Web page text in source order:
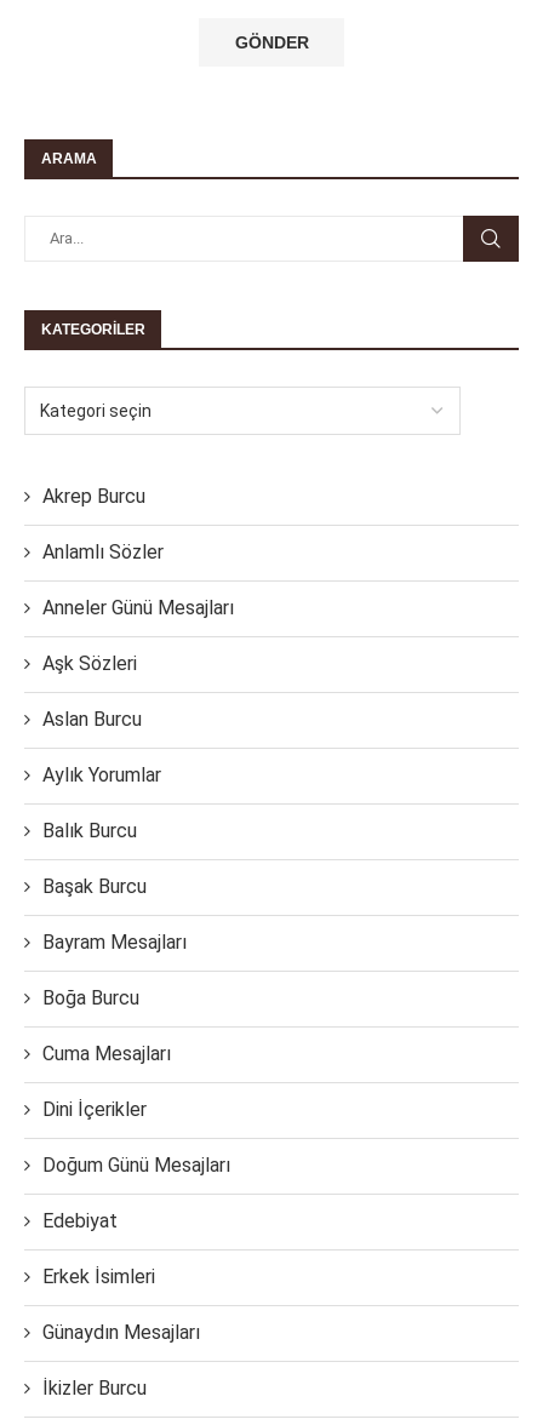
ARAMA
KATEGORILER
Akrep Burcu
Anlamlı Sözler
Anneler Günü Mesajları
Aşk Sözleri
Aslan Burcu
Aylık Yorumlar
Balık Burcu
Başak Burcu
Bayram Mesajları
Boğa Burcu
Cuma Mesajları
Dini İçerikler
Doğum Günü Mesajları
Edebiyat
Erkek İsimleri
Günaydın Mesajları
İkizler Burcu